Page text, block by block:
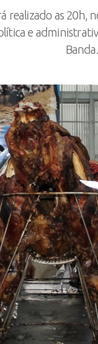
realizado as 20h,
e